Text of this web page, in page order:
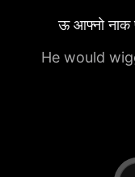
ऊ आफ्नो नाक
He would